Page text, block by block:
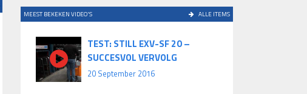
MEEST BEKEKEN VIDEO'S ALLE ITEMS
TEST: STILL EXV-SF 20 –
SUCCESVOL VERVOLG
20 September 2016